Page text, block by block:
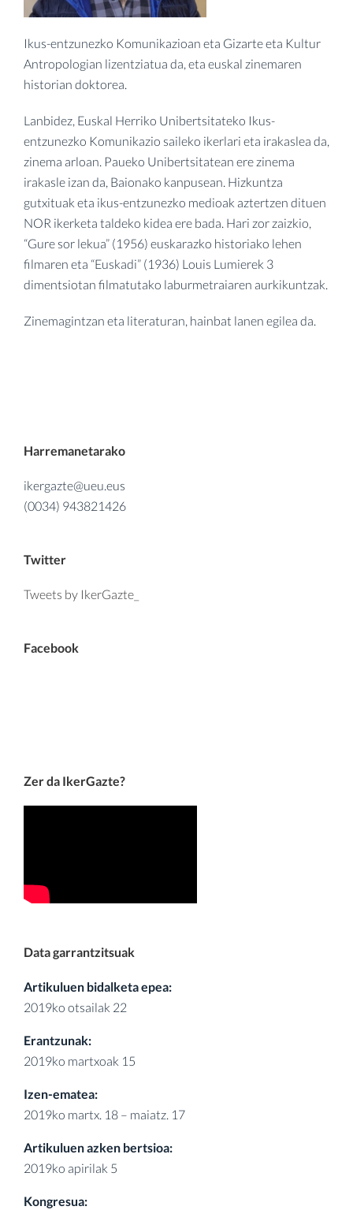
Ikus-entzunezko Komunikazioan eta Gizarte eta Kultur
Antropologian lizentziatua da, eta euskal zinemaren
historian doktorea.
Lanbidez, Euskal Herriko Unibertsitateko Ikus-
entzunezko Komunikazio saileko ikerlari eta irakaslea da,
zinema arloan. Paueko Unibertsitatean ere zinema
irakasle izan da, Baionako kanpusean. Hizkuntza
gutxituak eta ikus-entzunezko medioak aztertzen dituen
NOR ikerketa taldeko kidea ere bada. Hari zor zaizkio,
“Gure sor lekua” (1956) euskarazko historiako lehen
filmaren eta “Euskadi” (1936) Louis Lumierek 3
dimentsiotan filmatutako laburmetraiaren aurkikuntzak.
Zinemagintzan eta literaturan, hainbat lanen egilea da.
Zer da IkerGazte?
Data garrantzitsuak
Artikuluen bidalketa epea:
2019ko otsailak 22
Erantzunak:
2019ko martxoak 15
Izen-ematea:
2019ko martx. 18 – maiatz. 17
Artikuluen azken bertsioa:
2019ko apirilak 5
Kongresua:
Harremanetarako
ikergazte@ueu.eus
(0034) 943821426
Twitter
Tweets by IkerGazte_
Facebook